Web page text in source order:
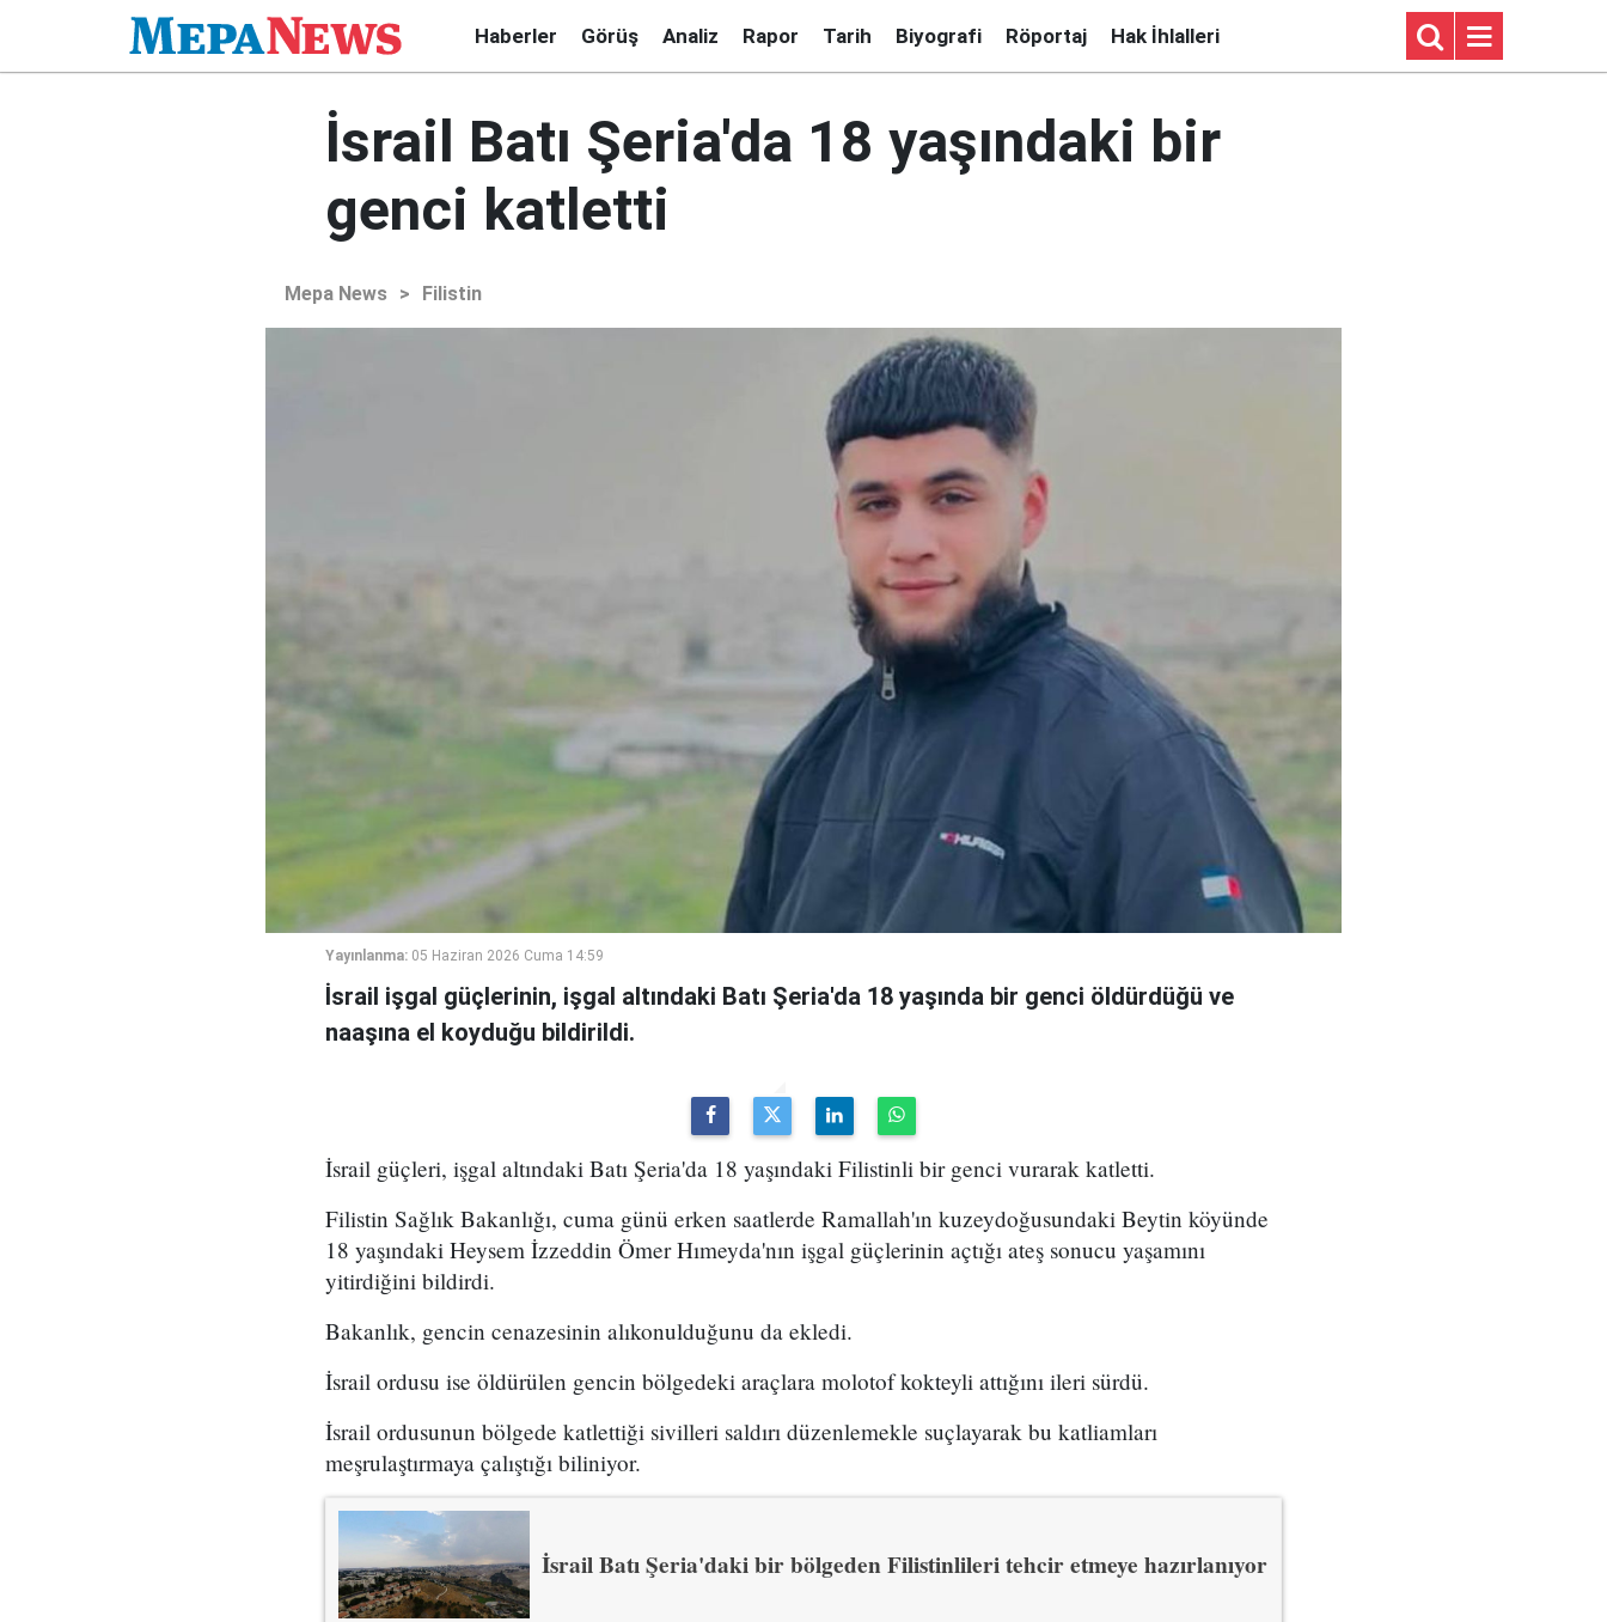
Haberler Görüş Analiz Rapor Tarih Biyografi Röportaj Hak İhlalleri
İsrail Batı Şeria'da 18 yaşındaki bir
genci katletti
Mepa News > Filistin
Yayınlanma: 05 Haziran 2026 Cuma 14:59
İsrail işgal güçlerinin, işgal altındaki Batı Şeria'da 18 yaşında bir genci öldürdüğü ve
naaşına el koyduğu bildirildi.
İsrail güçleri, işgal altındaki Batı Şeria'da 18 yaşındaki Filistinli bir genci vurarak katletti.
Filistin Sağlık Bakanlığı, cuma günü erken saatlerde Ramallah'ın kuzeydoğusundaki Beytin köyünde
18 yaşındaki Heysem İzzeddin Ömer Hımeyda'nın işgal güçlerinin açtığı ateş sonucu yaşamını
yitirdiğini bildirdi.
Bakanlık, gencin cenazesinin alıkonulduğunu da ekledi.
İsrail ordusu ise öldürülen gencin bölgedeki araçlara molotof kokteyli attığını ileri sürdü.
İsrail ordusunun bölgede katlettiği sivilleri saldırı düzenlemekle suçlayarak bu katliamları
meşrulaştırmaya çalıştığı biliniyor.
İsrail Batı Şeria'daki bir bölgeden Filistinlileri tehcir etmeye hazırlanıyor